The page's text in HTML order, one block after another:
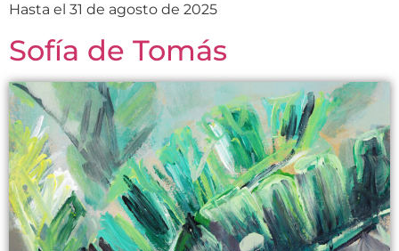
Hasta el 31 de agosto de 2025
Sofía de Tomás